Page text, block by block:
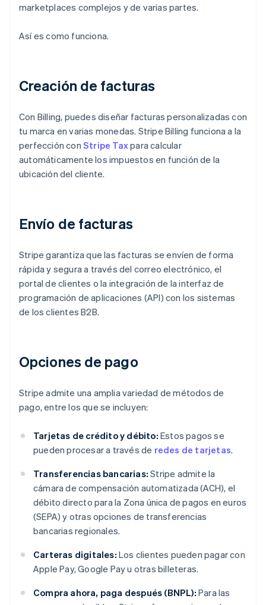
marketplaces complejos y de varias partes.
Así es como funciona.
Creación de facturas
Con Billing, puedes diseñar facturas personalizadas con
tu marca en varias monedas. Stripe Billing funciona a la
perfección con Stripe Taxpara calcular
automáticamente los impuestos en función de la
ubicación del cliente.
Envío de facturas
Stripe garantiza que las facturas se envíen de forma
rápida y segura a través del correo electrónico, el
portal de clientes o la integración de la interfaz de
programación de aplicaciones (API) con los sistemas
de los clientes B2B.
Opciones de pago
Stripe admite una amplia variedad de métodos de
pago, entre los que se incluyen:
Tarjetas de crédito y débito: Estos pagos se
pueden procesar a través de redes de tarjetas.
Transferencias bancarias: Stripe admite la
cámara de compensación automatizada (ACH), el
débito directo para la Zona única de pagos en euros
(SEPA) y otras opciones de transferencias
bancarias regionales.
Carteras digitales: Los clientes pueden pagar con
Apple Pay, Google Pay u otras billeteras.
Compra ahora, paga después (BNPL): Para las